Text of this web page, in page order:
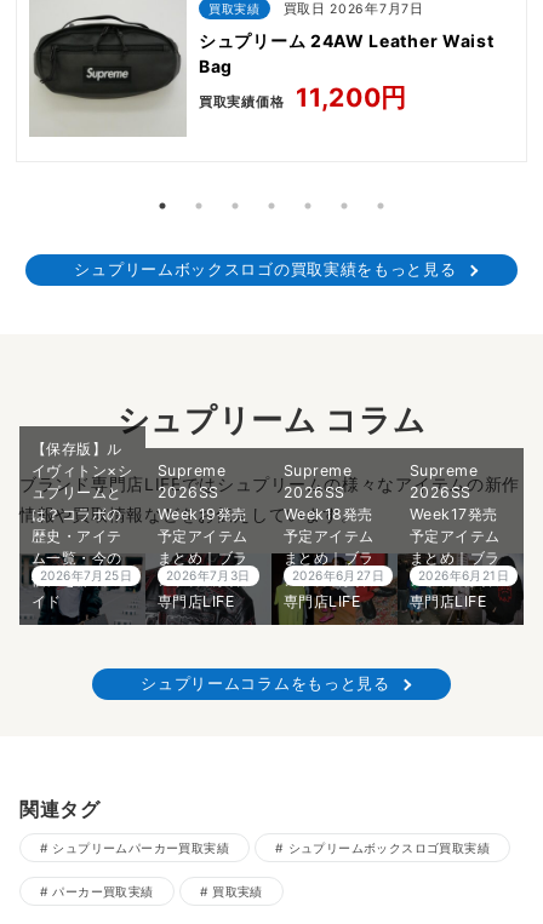
買取実績 買取日 2026年7月7日
シュプリーム 24AW Leather Waist
Bag
買取実績価格 11,200円
シュプリームボックスロゴの買取実績をもっと見る
シュプリーム コラム
ブランド専門店LIFEではシュプリームの様々なアイテムの新作
情報や買取情報などをお伝えしています。
【保存版】ル
イヴィトン×シ
ュプリームと
は？コラボの
歴史・アイテ
ム一覧・今の
価値を徹底ガ
イド
2026年7月25日
Supreme
2026SS
Week19発売
予定アイテム
まとめ｜ブラ
ンド古着買取
専門店LIFE
2026年7月3日
Supreme
2026SS
Week18発売
予定アイテム
まとめ｜ブラ
ンド古着買取
専門店LIFE
2026年6月27日
Supreme
2026SS
Week17発売
予定アイテム
まとめ｜ブラ
ンド古着買取
専門店LIFE
2026年6月21日
シュプリームコラムをもっと見る
関連タグ
シュプリームパーカー買取実績 シュプリームボックスロゴ買取実績
パーカー買取実績 買取実績